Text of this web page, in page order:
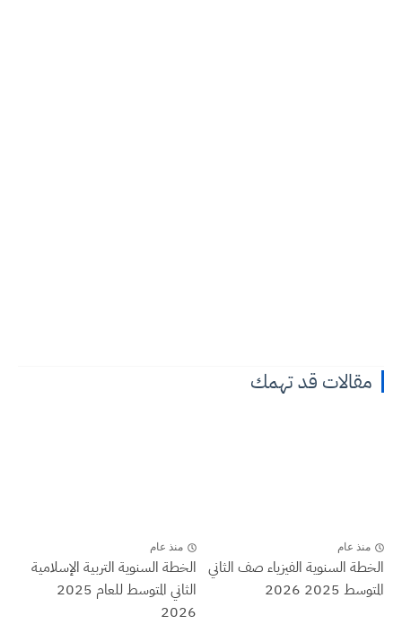
مقالات قد تهمك
منذ عام
الخطة السنوية الفيزياء صف الثاني
المتوسط 2025 2026
منذ عام
الخطة السنوية التربية الإسلامية
الثاني المتوسط للعام 2025
2026